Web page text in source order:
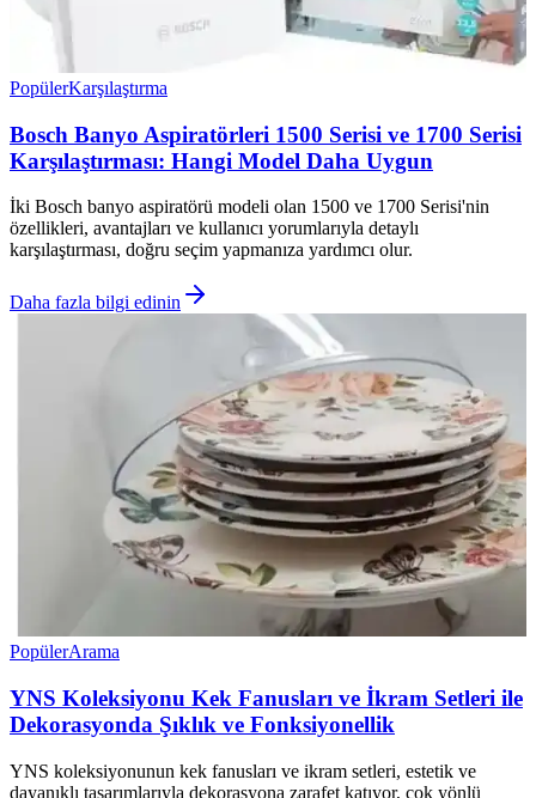
PopülerKarşılaştırma
Bosch Banyo Aspiratörleri 1500 Serisi ve 1700 Serisi
Karşılaştırması: Hangi Model Daha Uygun
İki Bosch banyo aspiratörü modeli olan 1500 ve 1700 Serisi'nin
özellikleri, avantajları ve kullanıcı yorumlarıyla detaylı
karşılaştırması, doğru seçim yapmanıza yardımcı olur.
Daha fazla bilgi edinin
PopülerArama
YNS Koleksiyonu Kek Fanusları ve İkram Setleri ile
Dekorasyonda Şıklık ve Fonksiyonellik
YNS koleksiyonunun kek fanusları ve ikram setleri, estetik ve
dayanıklı tasarımlarıyla dekorasyona zarafet katıyor, çok yönlü